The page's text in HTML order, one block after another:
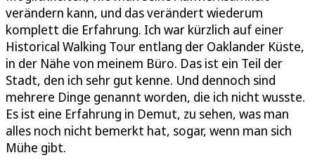
verändern kann, und das verändert wiederum
komplett die Erfahrung. Ich war kürzlich auf einer
Historical Walking Tour entlang der Oaklander Küste,
in der Nähe von meinem Büro. Das ist ein Teil der
Stadt, den ich sehr gut kenne. Und dennoch sind
mehrere Dinge genannt worden, die ich nicht wusste.
Es ist eine Erfahrung in Demut, zu sehen, was man
alles noch nicht bemerkt hat, sogar, wenn man sich
Mühe gibt.